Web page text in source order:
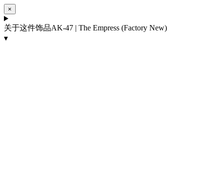
×
关于这件饰品AK-47 | The Empress (Factory New)
▾